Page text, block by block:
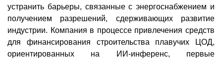
устранить барьеры, связанные с энергоснабжением и
получением разрешений, сдерживающих развитие
индустрии. Компания в процессе привлечения средств
для финансирования строительства плавучих ЦОД,
ориентированных на ИИ-инференс, первые